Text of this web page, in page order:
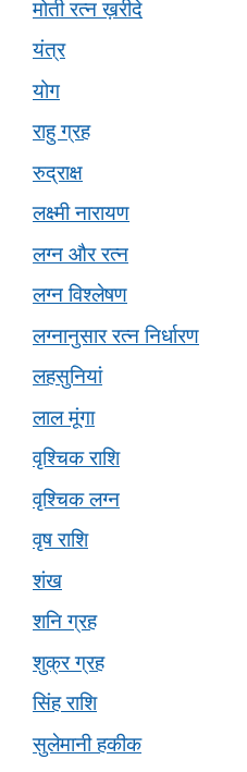
मोती रत्न ख़रीदे
यंत्र
योग
राहु ग्रह
रुद्राक्ष
लक्ष्मी नारायण
लग्न और रत्न
लग्न विश्लेषण
लग्नानुसार रत्न निर्धारण
लहसुनियां
लाल मूंगा
वृश्चिक राशि
वृश्चिक लग्न
वृष राशि
शंख
शनि ग्रह
शुक्र ग्रह
सिंह राशि
सुलेमानी हकीक